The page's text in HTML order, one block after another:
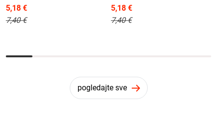
5,18 €
7,40 €
5,18 €
7,40 €
pogledajte sve